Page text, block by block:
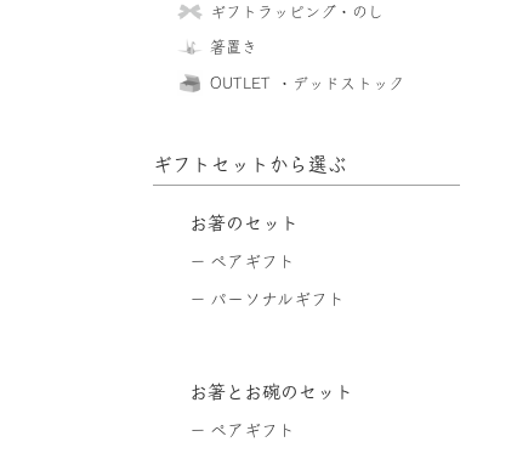
ギフトラッピング・のし
箸置き
OUTLET ・デッドストック
ギフトセットから選ぶ
お箸のセット
ペアギフト
パーソナルギフト
お箸とお碗のセット
ペアギフト